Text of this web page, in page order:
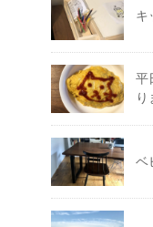
キ
平
り
ベ